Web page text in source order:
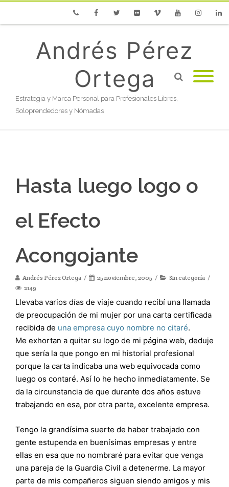
Andrés Pérez
Ortega
Estrategia y Marca Personal para Profesionales Libres,
Soloprendedores y Nómadas
Hasta luego logo o
el Efecto
Acongojante
Andrés Pérez Ortega 25 noviembre, 2005
Sin categoría
2149
Llevaba varios días de viaje cuando recibí una llamada
de preocupación de mi mujer por una carta certificada
recibida de una empresa cuyo nombre no citaré.
Me exhortan a quitar su logo de mi página web, deduje
que sería la que pongo en mi historial profesional
porque la carta indicaba una web equivocada como
luego os contaré. Así lo he hecho inmediatamente. Se
da la circunstancia de que durante dos años estuve
trabajando en esa, por otra parte, excelente empresa.
Tengo la grandísima suerte de haber trabajado con
gente estupenda en buenísimas empresas y entre
ellas en esa que no nombraré para evitar que venga
una pareja de la Guardia Civil a detenerme. La mayor
parte de mis compañeros siguen siendo amigos y mis